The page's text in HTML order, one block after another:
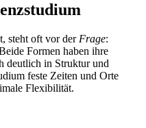
steht oft vor der Frage:
Formen haben ihre
deutlich in Struktur und
feste Zeiten und Orte
Flexibilität.